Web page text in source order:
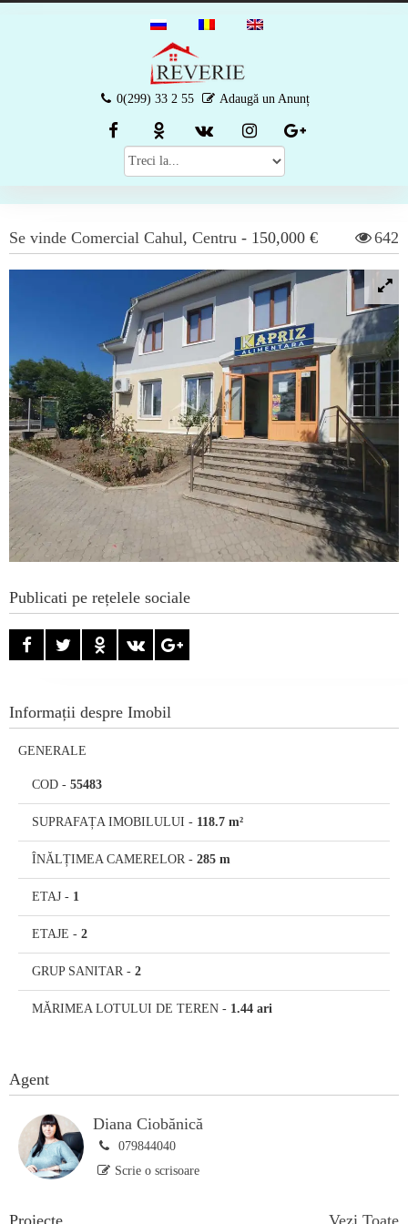
0(299) 33 2 55 Adaugă un Anunț
Se vinde Comercial Cahul, Centru - 150,000 € 642
Publicati pe rețelele sociale
Informații despre Imobil
GENERALE
COD - 55483
SUPRAFAȚA IMOBILULUI - 118.7 m²
ÎNĂLȚIMEA CAMERELOR - 285 m
ETAJ - 1
ETAJE - 2
GRUP SANITAR - 2
MĂRIMEA LOTULUI DE TEREN - 1.44 ari
Agent
Diana Ciobănică
079844040
Scrie o scrisoare
Proiecte Vezi Toate